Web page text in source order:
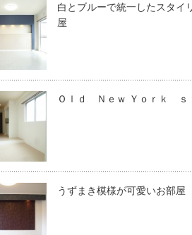
白とブルーで統一したスタイ
屋
Ｏｌｄ Ｎｅｗ Ｙｏｒｋ ｓ
うずまき模様が可愛いお部屋